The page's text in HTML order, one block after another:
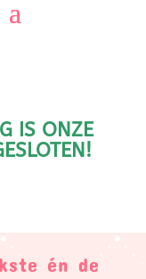
IS ONZE
én de